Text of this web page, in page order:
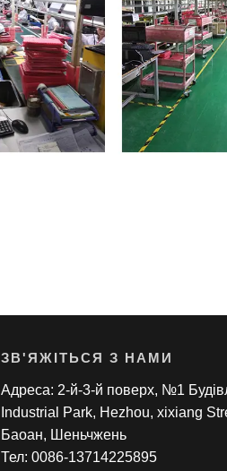
ЗВ'ЯЖІТЬСЯ З НАМИ
Адреса: 2-й-3-й поверх, №1
Industrial Park, Hezhou, xixiang
Баоан, Шеньчжень
Тел: 0086-13714225895